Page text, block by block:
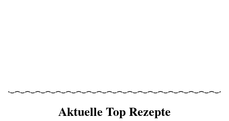
Aktuelle Top Rezepte